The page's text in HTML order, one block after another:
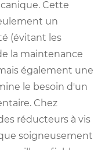
Cette
un
(évitant les
la maintenance
également une
le besoin d'un
Chez
réducteurs à vis
soigneusement